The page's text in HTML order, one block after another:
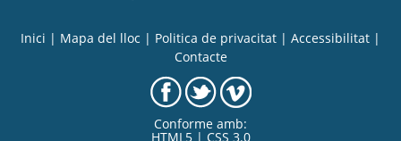
Inici | Mapa del lloc | Politica de privacitat | Accessibilitat |
Contacte
Conforme amb:
HTML5 | CSS 3.0